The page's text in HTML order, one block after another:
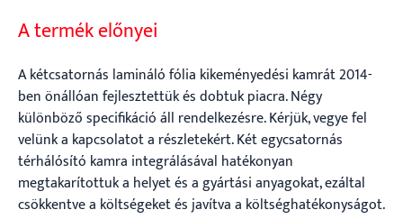
A termék előnyei
A kétcsatornás lamináló fólia kikeményedési kamrát 2014-
ben önállóan fejlesztettük és dobtuk piacra. Négy
különböző specifikáció áll rendelkezésre. Kérjük, vegye fel
velünk a kapcsolatot a részletekért. Két egycsatornás
térhálósító kamra integrálásával hatékonyan
megtakarítottuk a helyet és a gyártási anyagokat, ezáltal
csökkentve a költségeket és javítva a költséghatékonyságot.